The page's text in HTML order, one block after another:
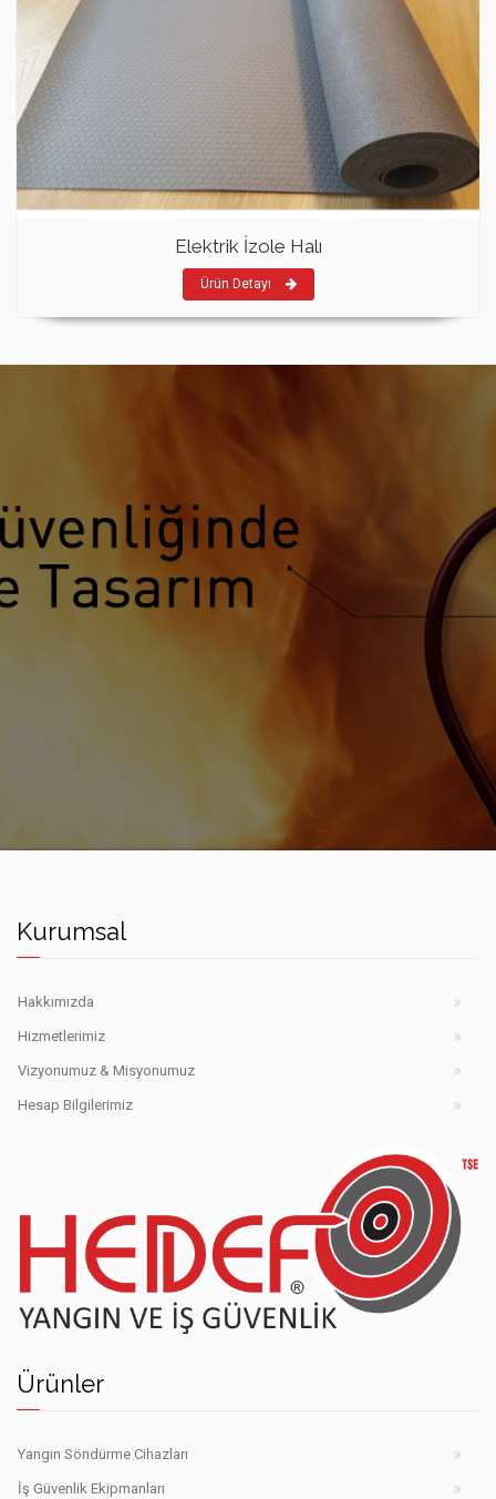
Elektrik İzole Halı
Ürün Detayı
HEDEF YANGIN SÖNDÜRME CIHAZLARI
Kurumsal
Hakkımızda
Hizmetlerimiz
Vizyonumuz & Misyonumuz
Hesap Bilgilerimiz
yangın
söndürme
cihazları
Ürünler
Yangın Söndürme Cihazları
İş Güvenlik Ekipmanları